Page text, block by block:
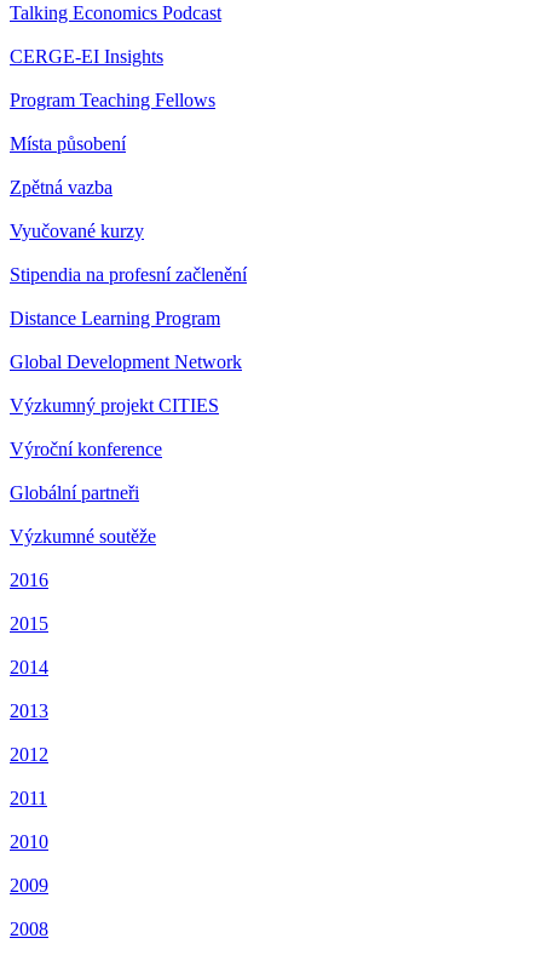
Talking Economics Podcast
CERGE-EI Insights
Program Teaching Fellows
Místa působení
Zpětná vazba
Vyučované kurzy
Stipendia na profesní začlenění
Distance Learning Program
Global Development Network
Výzkumný projekt CITIES
Výroční konference
Globální partneři
Výzkumné soutěže
2016
2015
2014
2013
2012
2011
2010
2009
2008